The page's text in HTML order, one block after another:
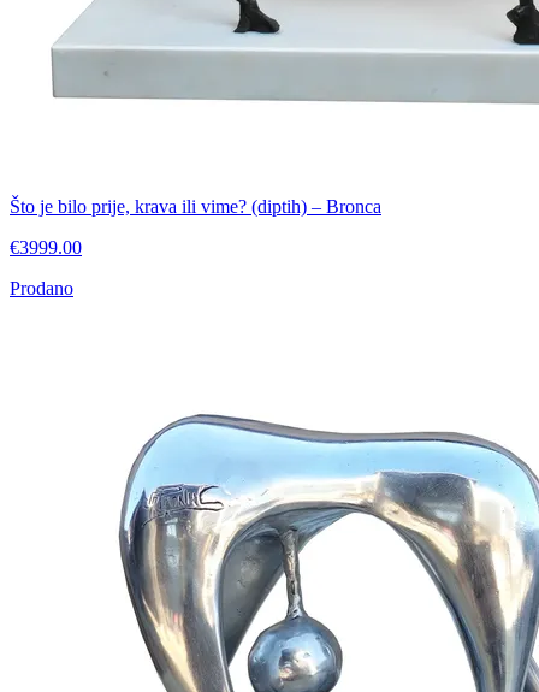
Što je bilo prije, krava ili vime? (diptih) – Bronca
€3999.00
Prodano